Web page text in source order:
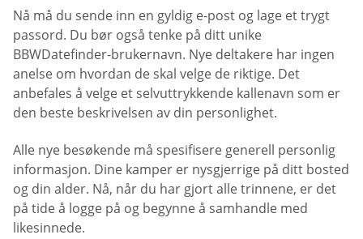
Nå må du sende inn en gyldig e-post og lage et trygt
passord. Du bør også tenke på ditt unike
BBWDatefinder-brukernavn. Nye deltakere har ingen
anelse om hvordan de skal velge de riktige. Det
anbefales å velge et selvuttrykkende kallenavn som er
den beste beskrivelsen av din personlighet.
Alle nye besøkende må spesifisere generell personlig
informasjon. Dine kamper er nysgjerrige på ditt bosted
og din alder. Nå, når du har gjort alle trinnene, er det
på tide å logge på og begynne å samhandle med
likesinnede.